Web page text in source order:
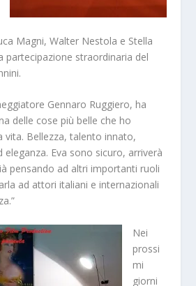
Magni, Walter Nestola e Stella
partecipazione straordinaria del
Gennaro Ruggiero, ha
delle cose più belle che ho
vita. Bellezza, talento innato,
Eva sono sicuro, arriverà
pensando ad altri importanti ruoli
ad attori italiani e internazionali
Nei
prossi
mi
giorni